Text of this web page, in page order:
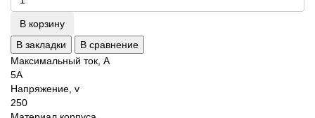
В корзину
В закладки
В сравнение
Максимальный ток, А
5A
Напряжение, v
250